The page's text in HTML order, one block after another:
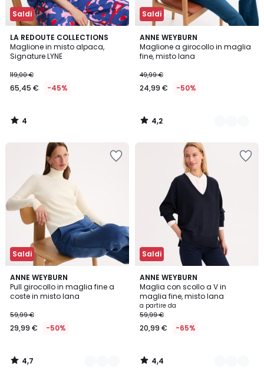
Saldi
LA REDOUTE COLLECTIONS
Maglione in misto alpaca,
Signature LYNE
119,00 €
65,45 € -45%
4
/
5
4
/
Saldi
ANNE WEYBURN
Maglione a girocollo in maglia
fine, misto lana
49,99 €
24,99 € -50%
4,2
/ 5
2
Colori
4,2
/
Saldi
ANNE WEYBURN
Pull girocollo in maglia fine a
coste in misto lana
59,99 €
29,99 € -50%
4,7
/ 5
2
Colori
4,7
/
Saldi
ANNE WEYBURN
Maglia con scollo a V in
maglia fine, misto lana
a partire da
59,99 €
20,99 € -65%
4,4
/ 5
4
Colori
4,4
/